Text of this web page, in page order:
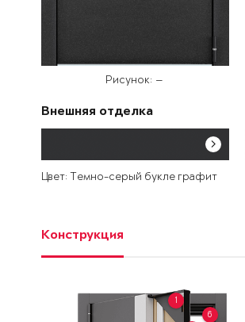
Рисунок: —
Внешняя отделка
Цвет: Темно-серый букле графит
Конструкция
1
6